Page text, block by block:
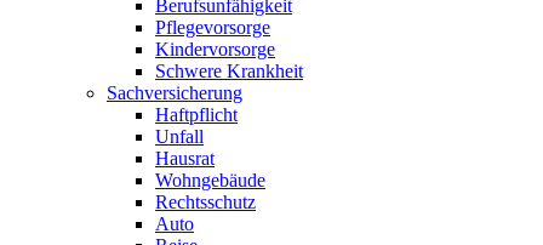
Berufsunfähigkeit
Pflegevorsorge
Kindervorsorge
Schwere Krankheit
Sachversicherung
Haftpflicht
Unfall
Hausrat
Wohngebäude
Rechtsschutz
Auto